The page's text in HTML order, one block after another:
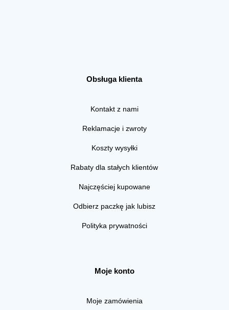
Obsługa klienta
Kontakt z nami
Reklamacje i zwroty
Koszty wysyłki
Rabaty dla stałych klientów
Najczęściej kupowane
Odbierz paczkę jak lubisz
Polityka prywatności
Moje konto
Moje zamówienia